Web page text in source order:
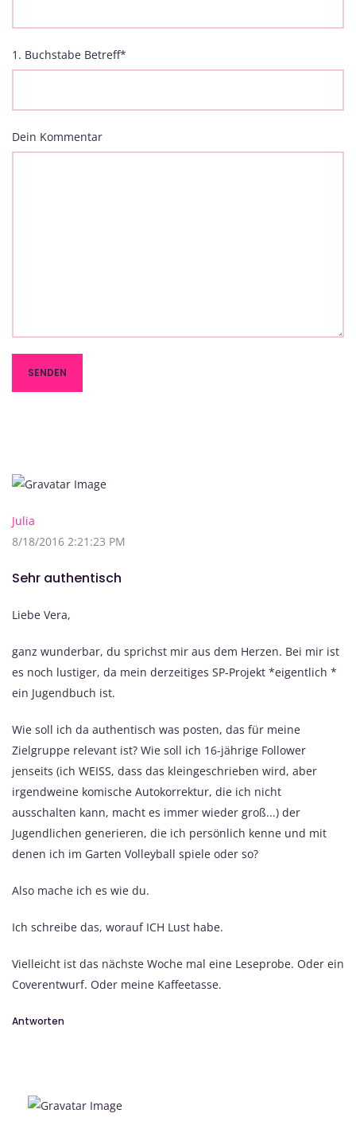
1. Buchstabe Betreff*
Dein Kommentar
Julia
8/18/2016 2:21:23 PM
Sehr authentisch
Liebe Vera,
ganz wunderbar, du sprichst mir aus dem Herzen. Bei mir ist
es noch lustiger, da mein derzeitiges SP-Projekt *eigentlich *
ein Jugendbuch ist.
Wie soll ich da authentisch was posten, das für meine
Zielgruppe relevant ist? Wie soll ich 16-jährige Follower
jenseits (ich WEISS, dass das kleingeschrieben wird, aber
irgendweine komische Autokorrektur, die ich nicht
ausschalten kann, macht es immer wieder groß...) der
Jugendlichen generieren, die ich persönlich kenne und mit
denen ich im Garten Volleyball spiele oder so?
Also mache ich es wie du.
Ich schreibe das, worauf ICH Lust habe.
Vielleicht ist das nächste Woche mal eine Leseprobe. Oder ein
Coverentwurf. Oder meine Kaffeetasse.
Antworten